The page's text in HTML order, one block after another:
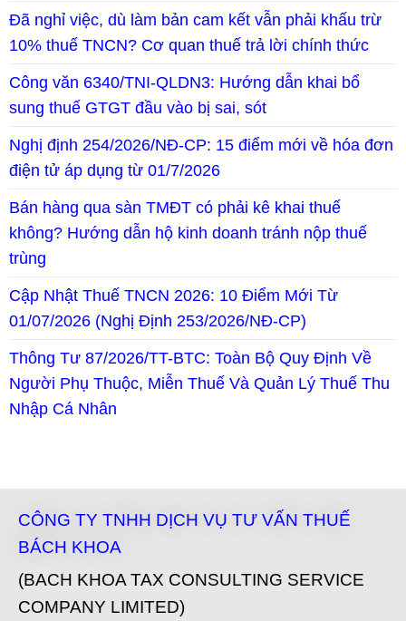
Đã nghỉ việc, dù làm bản cam kết vẫn phải khấu trừ
10% thuế TNCN? Cơ quan thuế trả lời chính thức
Công văn 6340/TNI-QLDN3: Hướng dẫn khai bổ
sung thuế GTGT đầu vào bị sai, sót
Nghị định 254/2026/NĐ-CP: 15 điểm mới về hóa đơn
điện tử áp dụng từ 01/7/2026
Bán hàng qua sàn TMĐT có phải kê khai thuế
không? Hướng dẫn hộ kinh doanh tránh nộp thuế
trùng
Cập Nhật Thuế TNCN 2026: 10 Điểm Mới Từ
01/07/2026 (Nghị Định 253/2026/NĐ-CP)
Thông Tư 87/2026/TT-BTC: Toàn Bộ Quy Định Về
Người Phụ Thuộc, Miễn Thuế Và Quản Lý Thuế Thu
Nhập Cá Nhân
CÔNG TY TNHH DỊCH VỤ TƯ VẤN THUẾ
BÁCH KHOA
(BACH KHOA TAX CONSULTING SERVICE
COMPANY LIMITED)